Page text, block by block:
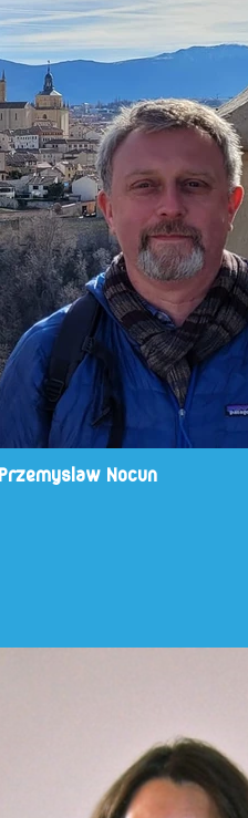
Przemyslaw Nocun